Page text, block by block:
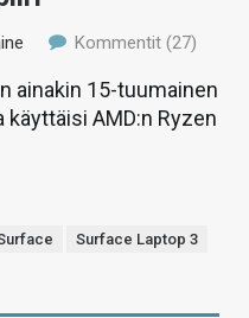
Kommentit (27)
ainakin 15-tuumainen
AMD:n Ryzen
Surface Laptop 3